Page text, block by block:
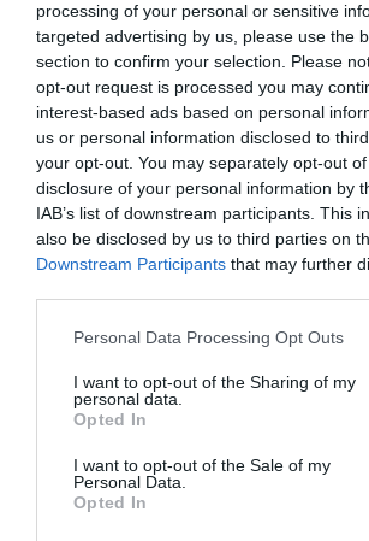
processing of your personal or sensitive
targeted advertising by us, please use the
section to confirm your selection. Please
opt-out request is processed you may
interest-based ads based on personal
us or personal information disclosed to
your opt-out. You may separately opt-out
disclosure of your personal information by
IAB’s list of downstream participants. This
also be disclosed by us to third parties on
Downstream Participants that may further
Personal Data Processing Opt Outs
I want to opt-out of the Sharing of my
personal data.
Opted In
I want to opt-out of the Sale of my
Personal Data.
Opted In
El president del Banc Sabadell, Josep
de Sabadell | Cedida
Amb la incertesa de l’OPA
any, Oliu es mostra optimista
que ja estem en un nivell de
és evidentment que aquests
sostenibles en un entorn de tipus
apuntat que el repte que tenen de
ser millor, sobretot en el que és
servei per part dels nostres clients
que el país millori i prosperi”.